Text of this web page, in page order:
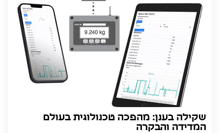
שקילה בענן: מהפכה טכנולוגית בעולם
המדידה והבקרה